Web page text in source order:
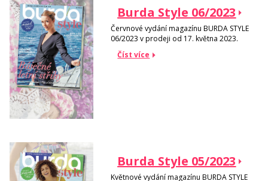
Burda Style 06/2023
Červnové vydání magazínu BURDA STYLE
06/2023 v prodeji od 17. května 2023.
Číst více
Burda Style 05/2023
Květnové vydání magazínu BURDA STYLE